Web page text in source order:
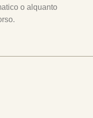
o alquanto